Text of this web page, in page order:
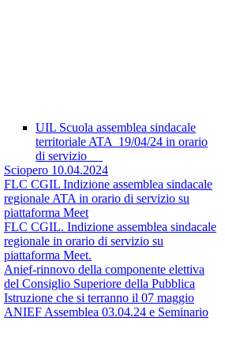
UIL Scuola assemblea sindacale
territoriale ATA 19/04/24 in orario
di servizio
Sciopero 10.04.2024
FLC CGIL Indizione assemblea sindacale
regionale ATA in orario di servizio su
piattaforma Meet
FLC CGIL. Indizione assemblea sindacale
regionale in orario di servizio su
piattaforma Meet.
Anief-rinnovo della componente elettiva
del Consiglio Superiore della Pubblica
Istruzione che si terranno il 07 maggio
ANIEF Assemblea 03.04.24 e Seminario